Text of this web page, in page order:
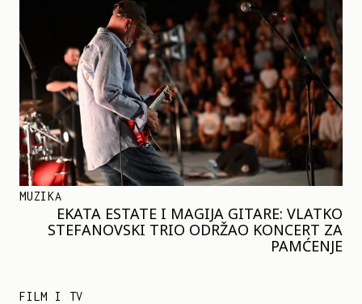
MUZIKA
EKATA ESTATE I MAGIJA GITARE: VLATKO
STEFANOVSKI TRIO ODRŽAO KONCERT ZA
PAMĆENJE
FILM I TV